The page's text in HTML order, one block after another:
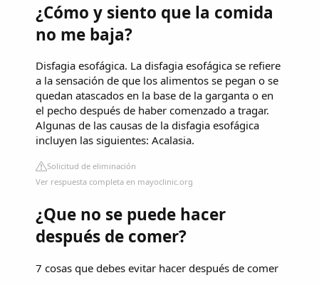
¿Cómo y siento que la comida
no me baja?
Disfagia esofágica. La disfagia esofágica se refiere
a la sensación de que los alimentos se pegan o se
quedan atascados en la base de la garganta o en
el pecho después de haber comenzado a tragar.
Algunas de las causas de la disfagia esofágica
incluyen las siguientes: Acalasia.
Solicitud de eliminación
Ver respuesta completa en mayoclinic.org
¿Que no se puede hacer
después de comer?
7 cosas que debes evitar hacer después de comer